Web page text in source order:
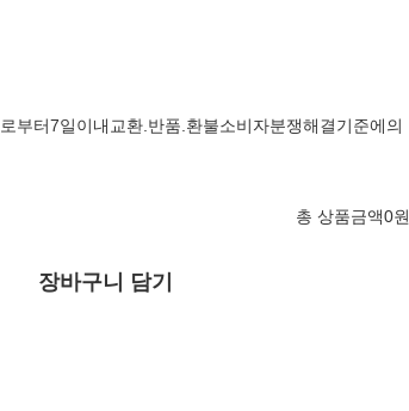
부터7일이내교환.반품.환불소비자분쟁해결기준에의
총 상품금액0원
장바구니 담기